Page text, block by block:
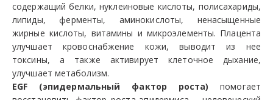
содержащий белки, нуклеиновые кислоты, полисахариды,
липиды, ферменты, аминокислоты, ненасыщенные
жирные кислоты, витамины и микроэлементы. Плацента
улучшает кровоснабжение кожи, выводит из нее
токсины, а также активирует клеточное дыхание,
улучшает метаболизм.
EGF (эпидермальный фактор роста)помогает